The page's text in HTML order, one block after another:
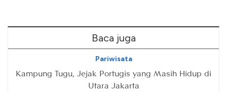
Baca juga
Pariwisata
Kampung Tugu, Jejak Portugis yang Masih Hidup di
Utara Jakarta